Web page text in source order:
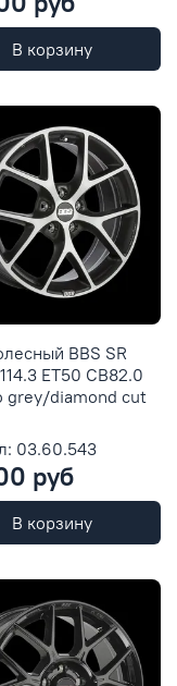
В корзину
BBS SR
ET50 CB82.0
grey/diamond cut
03.60.543
руб
В корзину